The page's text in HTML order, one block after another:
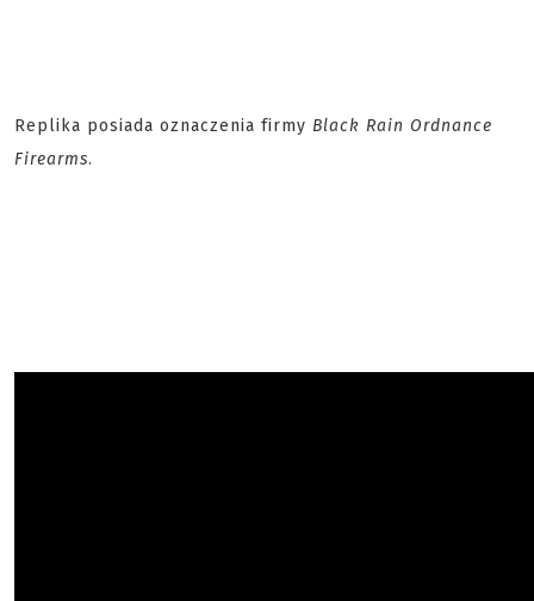
Replika posiada oznaczenia firmy Black Rain Ordnance
Firearms.